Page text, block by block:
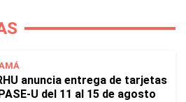
anuncia entrega de tarjetas
U del 11 al 15 de agosto